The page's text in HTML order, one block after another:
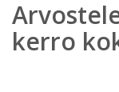
kerro